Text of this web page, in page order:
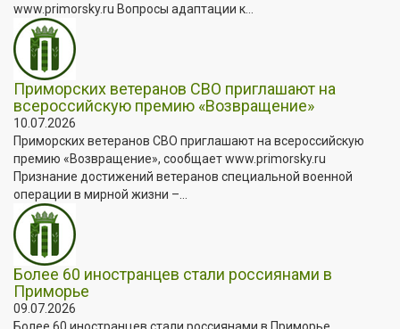
www.primorsky.ru Вопросы адаптации к...
Приморских ветеранов СВО приглашают на
всероссийскую премию «Возвращение»
10.07.2026
Приморских ветеранов СВО приглашают на всероссийскую
премию «Возвращение», сообщает www.primorsky.ru
Признание достижений ветеранов специальной военной
операции в мирной жизни –...
Более 60 иностранцев стали россиянами в
Приморье
09.07.2026